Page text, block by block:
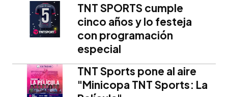
TNT SPORTS cumple
cinco años y lo festeja
con programación
especial
TNT Sports pone al aire
"Minicopa TNT Sports: La